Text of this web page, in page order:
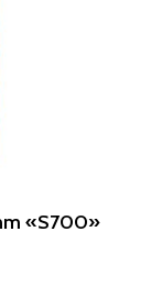
«S700»